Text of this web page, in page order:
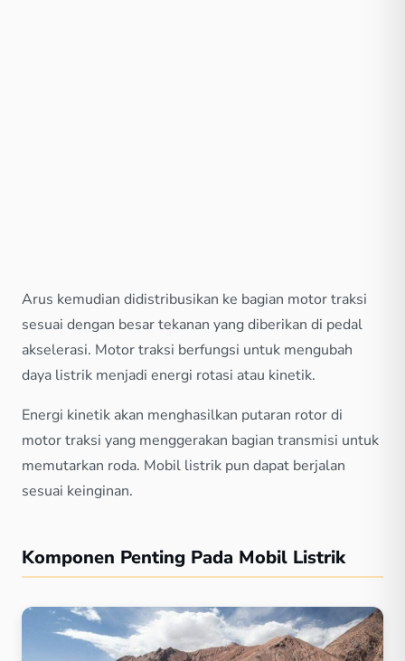
Arus kemudian didistribusikan ke bagian motor traksi
sesuai dengan besar tekanan yang diberikan di pedal
akselerasi. Motor traksi berfungsi untuk mengubah
daya listrik menjadi energi rotasi atau kinetik.
Energi kinetik akan menghasilkan putaran rotor di
motor traksi yang menggerakan bagian transmisi untuk
memutarkan roda. Mobil listrik pun dapat berjalan
sesuai keinginan.
Komponen Penting Pada Mobil Listrik